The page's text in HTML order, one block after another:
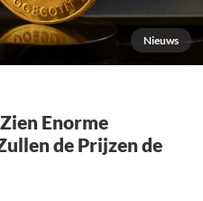
Nieuws
Enorme
de Prijzen de